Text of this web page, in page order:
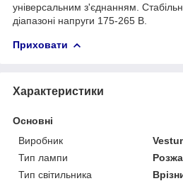
універсальним з'єднанням.
діапазоні напруги 175-265 В.
Приховати
Характеристики
Основні
Виробник
Тип лампи
Тип світильника